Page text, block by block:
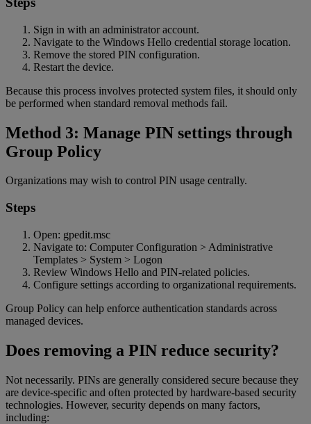
Sign in with an administrator account.
Navigate to the Windows Hello credential storage location.
Remove the stored PIN configuration.
Restart the device.
Because this process involves protected system files, it should only
be performed when standard removal methods fail.
Method 3: Manage PIN settings through
Group Policy
Organizations may wish to control PIN usage centrally.
Steps
Open: gpedit.msc
Navigate to: Computer Configuration > Administrative
Templates > System > Logon
Review Windows Hello and PIN-related policies.
Configure settings according to organizational requirements.
Group Policy can help enforce authentication standards across
managed devices.
Does removing a PIN reduce security?
Not necessarily. PINs are generally considered secure because they
are device-specific and often protected by hardware-based security
technologies. However, security depends on many factors,
including: